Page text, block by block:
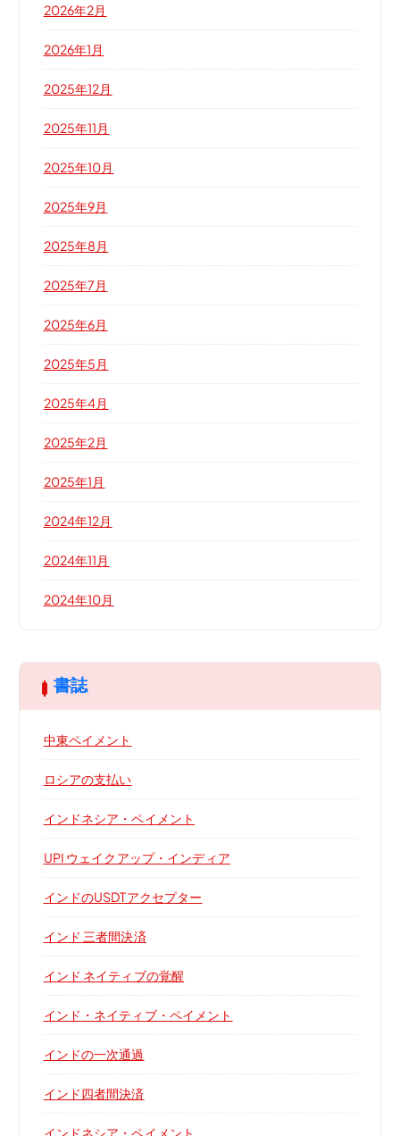
2026年2月
2026年1月
2025年12月
2025年11月
2025年10月
2025年9月
2025年8月
2025年7月
2025年6月
2025年5月
2025年4月
2025年2月
2025年1月
2024年12月
2024年11月
2024年10月
書誌
中東ペイメント
ロシアの支払い
インドネシア・ペイメント
UPI ウェイクアップ・インディア
インドのUSDTアクセプター
インド 三者間決済
インド ネイティブの覚醒
インド・ネイティブ・ペイメント
インドの一次通過
インド四者間決済
インドネシア・ペイメント